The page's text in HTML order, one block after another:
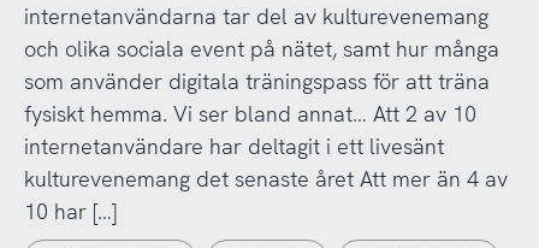
internetanvändarna tar del av kulturevenemang
och olika sociala event på nätet, samt hur många
som använder digitala träningspass för att träna
fysiskt hemma. Vi ser bland annat… Att 2 av 10
internetanvändare har deltagit i ett livesänt
kulturevenemang det senaste året Att mer än 4 av
10 har […]